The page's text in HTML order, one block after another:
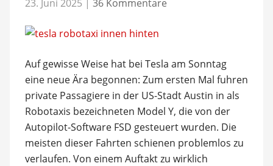
23. Juni 2025 | 36 Kommentare
Auf gewisse Weise hat bei Tesla am Sonntag
eine neue Ära begonnen: Zum ersten Mal fuhren
private Passagiere in der US-Stadt Austin in als
Robotaxis bezeichneten Model Y, die von der
Autopilot-Software FSD gesteuert wurden. Die
meisten dieser Fahrten schienen problemlos zu
verlaufen. Von einem Auftakt zu wirklich